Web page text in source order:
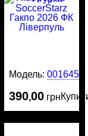
Модель: 0016453
390,00 грн